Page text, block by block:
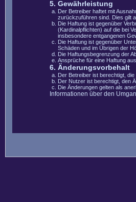
5. Gewährleistung
Der Betreiber haftet mit
zurückzuführen sind. Dies gilt
Die Haftung ist gegenüber
(Kardinalpflichten) auf die bei
insbesondere entgangenen
Die Haftung ist gegenüber
Schäden und im Übrigen der
Die Haftungsbegrenzung der
Ansprüche für eine Haftung
6. Änderungsvorbehalt
Der Betreiber ist berechtigt,
Der Nutzer ist berechtigt, den
Die Änderungen gelten als
Informationen über den